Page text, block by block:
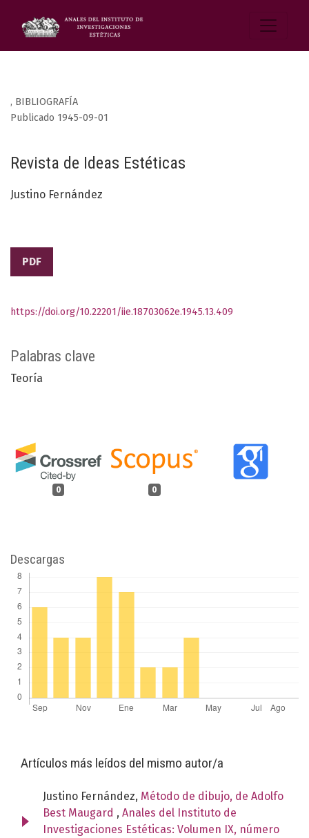
, BIBLIOGRAFÍA
Revista de Ideas Estéticas
Publicado 1945-09-01
Justino Fernández
PDF
Palabras clave
Teoría
0 0
https://doi.org/10.22201/iie.18703062e.1945.13.409
Descargas
Artículos más leídos del mismo autor/a
Justino Fernández, Método de dibujo, de Adolfo
Best Maugard , Anales del Instituto de
Investigaciones Estéticas: Volumen IX, número